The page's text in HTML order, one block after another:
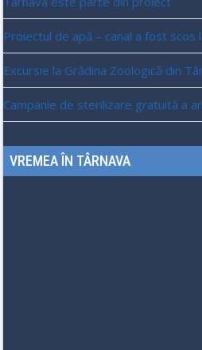
Proiectul de apă – canal a fost scos
Excursie la Grădina Zoologică din
Campanie de sterilizare gratuită a
VREMEA ÎN TÂRNAVA